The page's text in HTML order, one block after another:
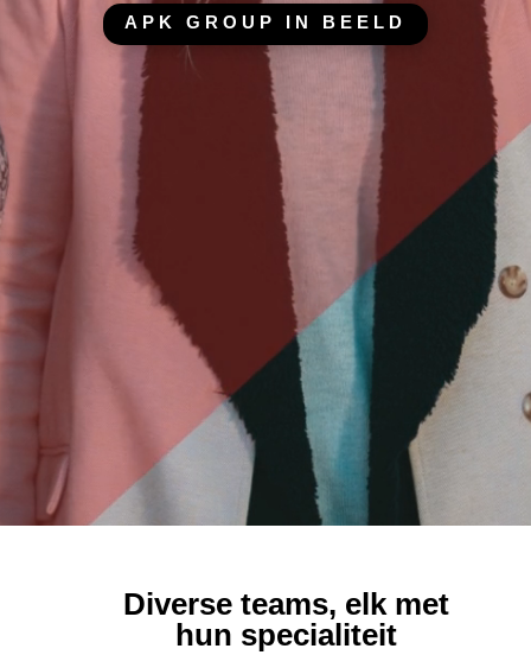
APK GROUP IN BEELD
Diverse teams, elk met
hun specialiteit